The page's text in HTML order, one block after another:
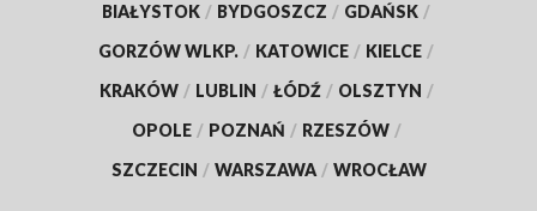
BIAŁYSTOK / BYDGOSZCZ / GDAŃSK /
GORZÓW WLKP. / KATOWICE / KIELCE /
KRAKÓW / LUBLIN / ŁÓDŹ / OLSZTYN /
OPOLE / POZNAŃ / RZESZÓW /
SZCZECIN / WARSZAWA / WROCŁAW